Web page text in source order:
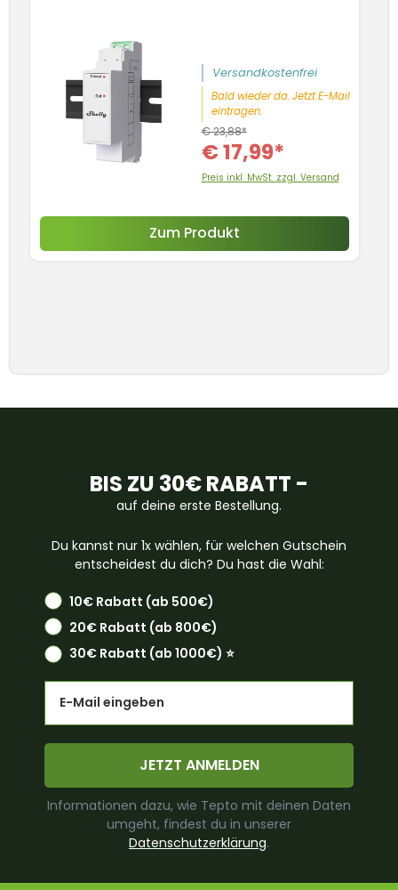
Versandkostenfrei
Bald wieder da. Jetzt E-Mail
eintragen.
€ 17,99*
€ 23,88*
Preis inkl. MwSt. zzgl. Versand
Zum Produkt
BIS ZU 30€ RABATT -
auf deine erste Bestellung.
Du kannst nur 1x wählen, für welchen Gutschein
entscheidest du dich? Du hast die Wahl:
10€ Rabatt (ab 500€)
20€ Rabatt (ab 800€)
30€ Rabatt (ab 1000€) ⭐️
JETZT ANMELDEN
Informationen dazu, wie Tepto mit deinen Daten
umgeht, findest du in unserer
Datenschutzerklärung.